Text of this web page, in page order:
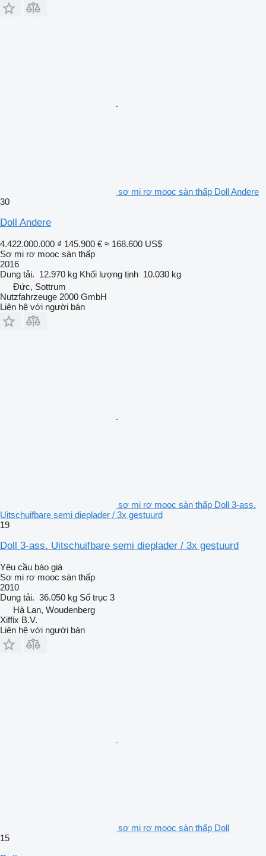
sơ mi rơ mooc sàn thấp Doll Andere
30
Doll Andere
4.422.000.000 ₫ 145.900 € ≈ 168.600 US$
Sơ mi rơ mooc sàn thấp
2016
Dung tải. 12.970 kg Khối lượng tịnh 10.030 kg
Đức, Sottrum
Nutzfahrzeuge 2000 GmbH
Liên hệ với người bán
sơ mi rơ mooc sàn thấp Doll 3-ass.
Uitschuifbare semi dieplader / 3x gestuurd
19
Doll 3-ass. Uitschuifbare semi dieplader / 3x gestuurd
Yêu cầu báo giá
Sơ mi rơ mooc sàn thấp
2010
Dung tải. 36.050 kg Số trục 3
Hà Lan, Woudenberg
Xiffix B.V.
Liên hệ với người bán
sơ mi rơ mooc sàn thấp Doll
15